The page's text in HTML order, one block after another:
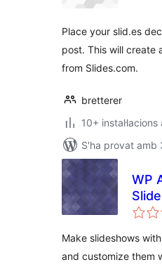
Place your slid.es
post. This will create
from Slides.com.
bretterer
10+
S'ha provat amb
WP
Make slideshows
and customize them